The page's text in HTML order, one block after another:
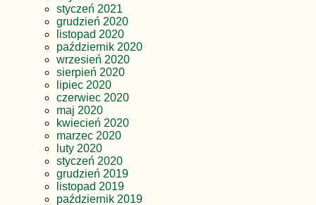
styczeń 2021
grudzień 2020
listopad 2020
październik 2020
wrzesień 2020
sierpień 2020
lipiec 2020
czerwiec 2020
maj 2020
kwiecień 2020
marzec 2020
luty 2020
styczeń 2020
grudzień 2019
listopad 2019
październik 2019